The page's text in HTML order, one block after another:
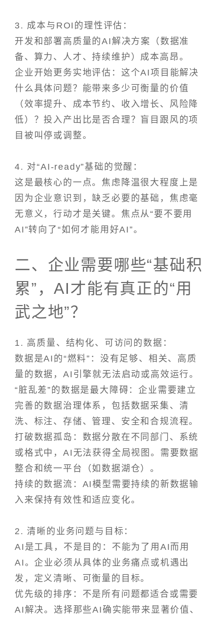
3. 成本与ROI的理性评估：
开发和部署高质量的AI解决方案（数据准
备、算力、人才、持续维护）成本高昂。
企业开始更务实地评估：这个AI项目能解决
什么具体问题？能带来多少可衡量的价值
（效率提升、成本节约、收入增长、风险降
低）？投入产出比是否合理？盲目跟风的项
目被叫停或调整。
4. 对“AI-ready”基础的觉醒：
这是最核心的一点。焦虑降温很大程度上是
因为企业意识到，缺乏必要的基础，焦虑毫
无意义，行动才是关键。焦点从“要不要用
AI”转向了“如何才能用好AI”。
二、企业需要哪些“基础积
累”，AI才能有真正的“用
武之地”？
1. 高质量、结构化、可访问的数据：
数据是AI的“燃料”：没有足够、相关、高质
量的数据，AI引擎就无法启动或高效运行。
“脏乱差”的数据是最大障碍：企业需要建立
完善的数据治理体系，包括数据采集、清
洗、标注、存储、管理、安全和合规流程。
打破数据孤岛：数据分散在不同部门、系统
或格式中，AI无法获得全局视图。需要数据
整合和统一平台（如数据湖仓）。
持续的数据流：AI模型需要持续的新数据输
入来保持有效性和适应变化。
2. 清晰的业务问题与目标：
AI是工具，不是目的：不能为了用AI而用
AI。企业必须从具体的业务痛点或机遇出
发，定义清晰、可衡量的目标。
优先级的排序：不是所有问题都适合或需要
AI解决。选择那些AI确实能带来显著价值、